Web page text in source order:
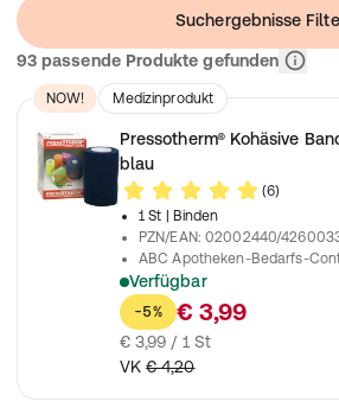
Suchergebnisse
93 passende Produkte gefundenRelevanz
NOW! Medizinprodukt
Pressotherm® Kohäsive
blau
(6)
1 St
| Binden
PZN/EAN:02002440/
ABC Apotheken-Bedarfs-
Verfügbar
Für therapeutische und
-5% € 3,99
€ 3,99 / 1 St
VK € 4,20